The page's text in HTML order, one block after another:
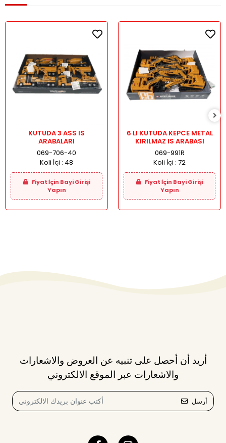
KUTUDA 3 ASS IS
ARABALARI
069-706-40
Koli İçi : 48
Fiyat İçin Bayi Girişi
Yapın
6 LI KUTUDA KEPCE METAL
KIRILMAZ IS ARABASI
069-991R
Koli İçi : 72
Fiyat İçin Bayi Girişi
Yapın
أريد أن أحصل على تنبيه عن العروض والاشعارات
والاشعارات عبر الموقع الالكتروني
أرسل